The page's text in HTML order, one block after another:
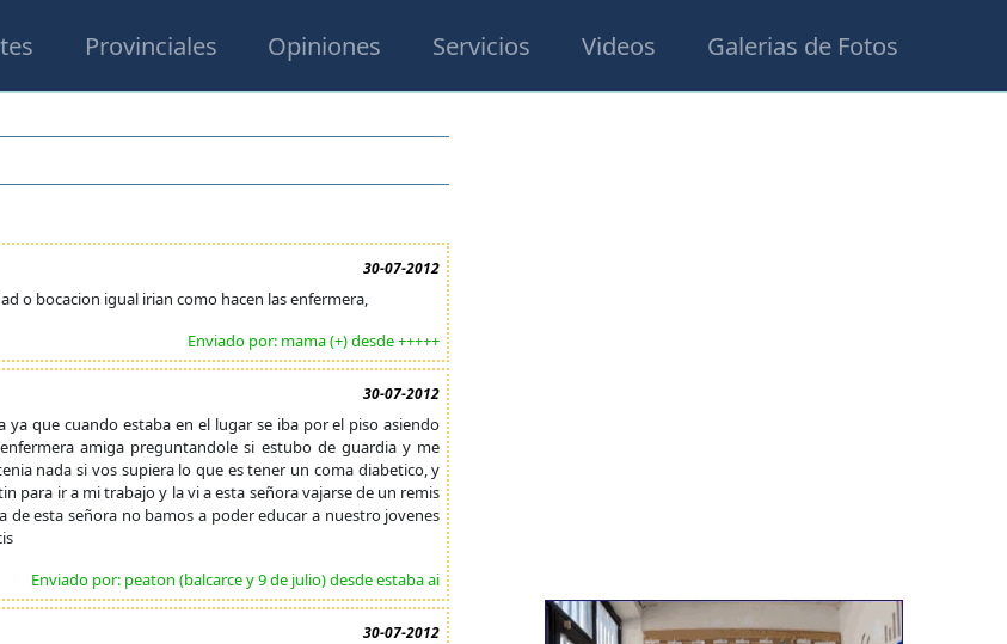
Provinciales Opiniones Servicios Videos Galerias de Fotos
30-07-2012
o bocacion igual irian como hacen las enfermera,
Enviado por: mama (+) desde +++++
30-07-2012
que cuando estaba en el lugar se iba por el piso asiendo
amiga preguntandole si estubo de guardia y me
nada si vos supiera lo que es tener un coma diabetico, y
para ir a mi trabajo y la vi a esta señora vajarse de un remis
esta señora no bamos a poder educar a nuestro jovenes
Enviado por: peaton (balcarce y 9 de julio) desde estaba ai
30-07-2012